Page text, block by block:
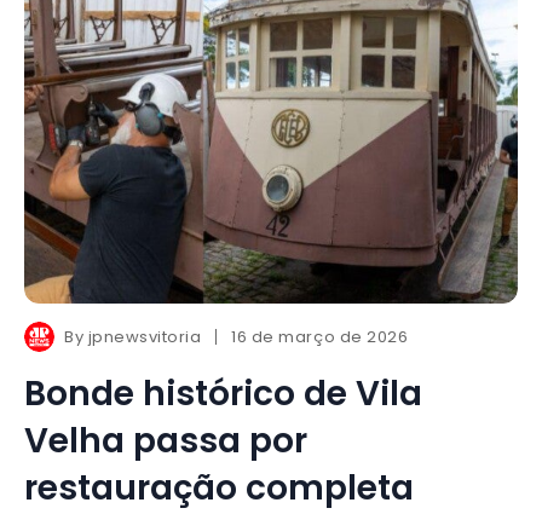
By jpnewsvitoria 16 de março de 2026
Bonde histórico de Vila
Velha passa por
restauração completa